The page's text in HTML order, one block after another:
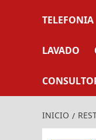
TELEFONIA
LAVADO
INICIO